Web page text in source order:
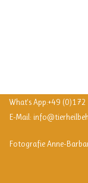
What's App:+49 (0)172
E-Mail:
Fotografie Anne-